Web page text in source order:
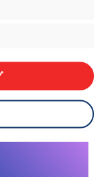
かは任意による
について
・プラットフォ
機歴及びその分
結びつけた上